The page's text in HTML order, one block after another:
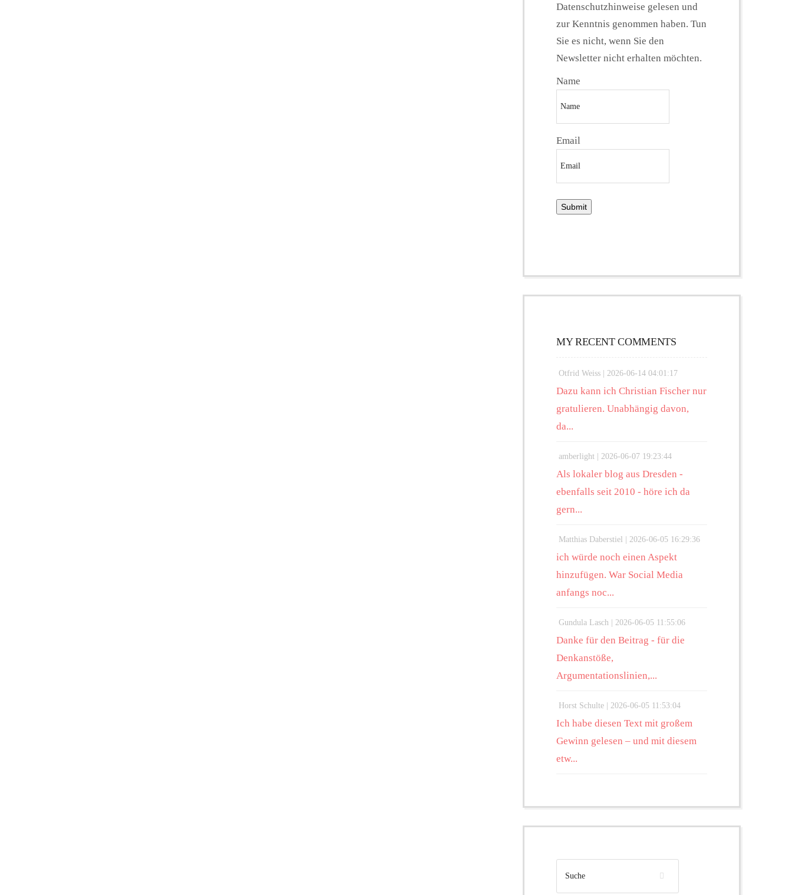
Datenschutzhinweise gelesen und
zur Kenntnis genommen haben. Tun
Sie es nicht, wenn Sie den
Newsletter nicht erhalten möchten.
Name
Email
MY RECENT COMMENTS
Otfrid Weiss | 2026-06-14 04:01:17
Dazu kann ich Christian Fischer nur
gratulieren. Unabhängig davon,
da...
amberlight | 2026-06-07 19:23:44
Als lokaler blog aus Dresden -
ebenfalls seit 2010 - höre ich da
gern...
Matthias Daberstiel | 2026-06-05 16:29:36
ich würde noch einen Aspekt
hinzufügen. War Social Media
anfangs noc...
Gundula Lasch | 2026-06-05 11:55:06
Danke für den Beitrag - für die
Denkanstöße,
Argumentationslinien,...
Horst Schulte | 2026-06-05 11:53:04
Ich habe diesen Text mit großem
Gewinn gelesen – und mit diesem
etw...